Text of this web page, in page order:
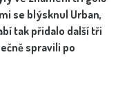
se blýsknul Urban,
tak přidalo další tři
spravili po